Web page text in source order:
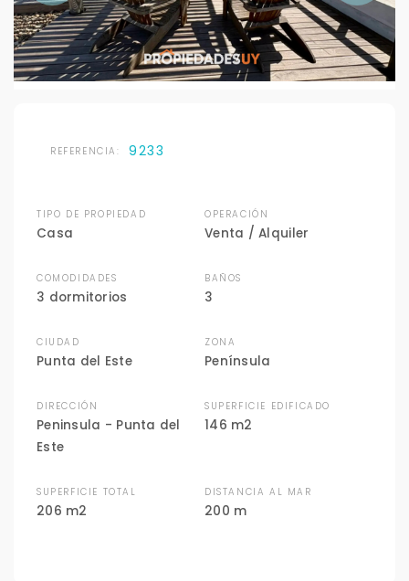
REFERENCIA: 9233
TIPO DE PROPIEDAD
Casa
OPERACIÓN
Venta / Alquiler
COMODIDADES
3 dormitorios
BAÑOS
3
CIUDAD
Punta del Este
ZONA
Península
DIRECCIÓN
Peninsula - Punta del
Este
SUPERFICIE EDIFICADO
146 m2
SUPERFICIE TOTAL
206 m2
DISTANCIA AL MAR
200 m